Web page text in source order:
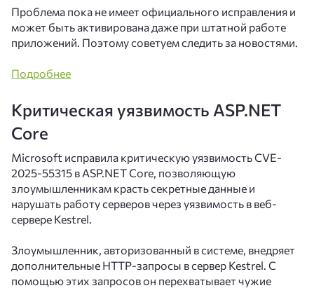
Проблема пока не имеет официального исправления и
может быть активирована даже при штатной работе
приложений. Поэтому советуем следить за новостями.
Подробнее
Критическая уязвимость ASP.NET
Core
Microsoft исправила критическую уязвимость CVE-
2025-55315 в ASP.NET Core, позволяющую
злоумышленникам красть секретные данные и
нарушать работу серверов через уязвимость в веб-
сервере Kestrel.
Злоумышленник, авторизованный в системе, внедряет
дополнительные HTTP-запросы в сервер Kestrel. С
помощью этих запросов он перехватывает чужие